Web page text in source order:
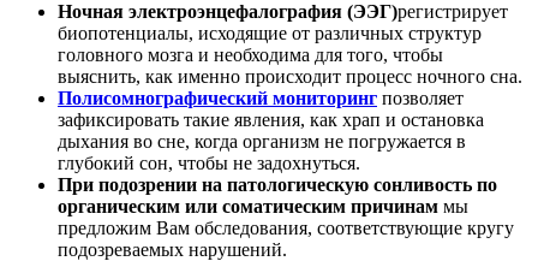
Ночная электроэнцефалография (ЭЭГ)регистрирует
биопотенциалы, исходящие от различных структур
головного мозга и необходима для того, чтобы
выяснить, как именно происходит процесс ночного сна.
Полисомнографический мониторинг позволяет
зафиксировать такие явления, как храп и остановка
дыхания во сне, когда организм не погружается в
глубокий сон, чтобы не задохнуться.
При подозрении на патологическую сонливость по
органическим или соматическим причинам мы
предложим Вам обследования, соответствующие кругу
подозреваемых нарушений.